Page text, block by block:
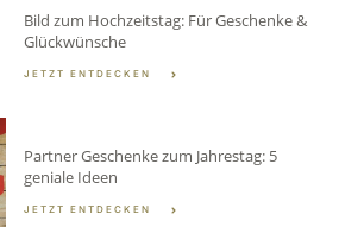
Bild zum Hochzeitstag: Für Geschenke &
Glückwünsche
JETZT ENTDECKEN
Partner Geschenke zum Jahrestag: 5
geniale Ideen
JETZT ENTDECKEN